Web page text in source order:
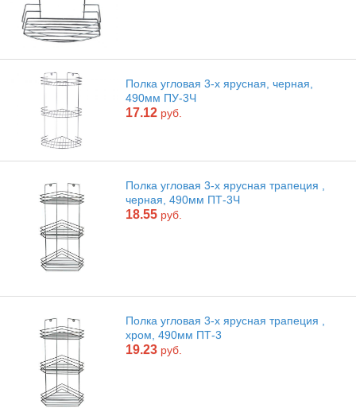
Полка угловая 3-х ярусная, черная,
490мм ПУ-3Ч
17.12 руб.
Полка угловая 3-х ярусная трапеция ,
черная, 490мм ПТ-3Ч
18.55 руб.
Полка угловая 3-х ярусная трапеция ,
хром, 490мм ПТ-3
19.23 руб.